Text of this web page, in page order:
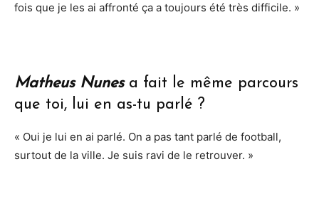
fois que je les ai affronté ça a toujours été très difficile. »
Matheus Nunesa fait le même parcours
que toi, lui en as-tu parlé ?
« Oui je lui en ai parlé. On a pas tant parlé de football,
surtout de la ville. Je suis ravi de le retrouver. »